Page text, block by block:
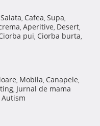
Salata, Cafea, Supa,
, Aperitive, Desert,
pui, Ciorba burta,
, Mobila, Canapele,
, Jurnal de mama
Autism